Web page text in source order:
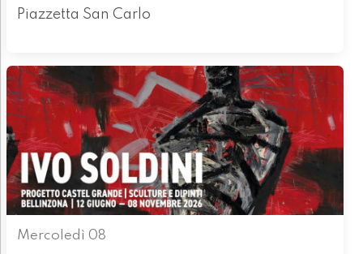
Piazzetta San Carlo
Mercoledì 08